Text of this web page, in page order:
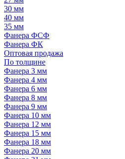
30 мм
40 мм
35 мм
Фанера ФСФ
Фанера ФК
Оптовая продажа
По толщине
Фанера 3 мм
Фанера 4 мм
Фанера 6 мм
Фанера 8 мм
Фанера 9 мм
Фанера 10 мм
Фанера 12 мм
Фанера 15 мм
Фанера 18 мм
Фанера 20 мм